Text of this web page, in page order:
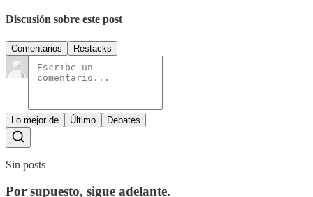
Discusión sobre este post
Comentarios Restacks
Lo mejor de Último Debates
Sin posts
Por supuesto, sigue adelante.